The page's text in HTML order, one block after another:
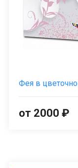
Фея в
от 2000 ₽